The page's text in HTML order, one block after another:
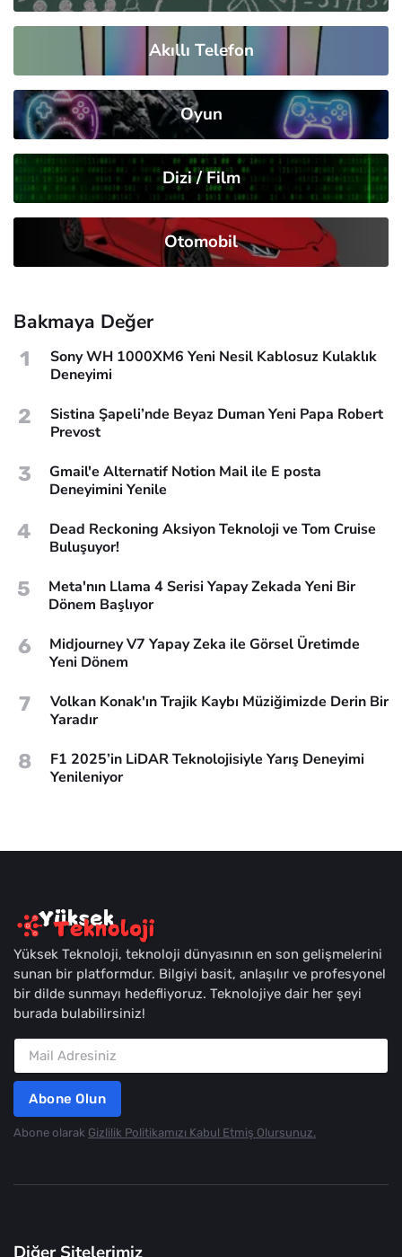
Akıllı Telefon
Oyun
Dizi / Film
Otomobil
Bakmaya Değer
1
Sony WH 1000XM6 Yeni Nesil Kablosuz Kulaklık
Deneyimi
2
Sistina Şapeli’nde Beyaz Duman Yeni Papa Robert
Prevost
3
Gmail'e Alternatif Notion Mail ile E posta
Deneyimini Yenile
4
Dead Reckoning Aksiyon Teknoloji ve Tom Cruise
Buluşuyor!
5
Meta'nın Llama 4 Serisi Yapay Zekada Yeni Bir
Dönem Başlıyor
6
Midjourney V7 Yapay Zeka ile Görsel Üretimde
Yeni Dönem
7
Volkan Konak'ın Trajik Kaybı Müziğimizde Derin Bir
Yaradır
8
F1 2025’in LiDAR Teknolojisiyle Yarış Deneyimi
Yenileniyor
Yüksek Teknoloji, teknoloji dünyasının en son gelişmelerini
sunan bir platformdur. Bilgiyi basit, anlaşılır ve profesyonel
bir dilde sunmayı hedefliyoruz. Teknolojiye dair her şeyi
burada bulabilirsiniz!
Abone Olun
Abone olarak Gizlilik Politikamızı Kabul Etmiş Olursunuz.
Diğer Sitelerimiz